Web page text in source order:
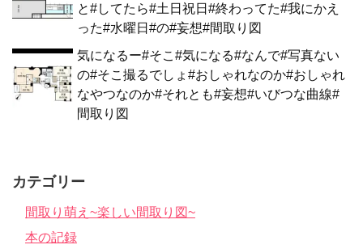
と#してたら#土日祝日#終わってた#我にかえ
った#水曜日#の#妄想#間取り図
気になるー#そこ#気になる#なんで#写真ない
の#そこ撮るでしょ#おしゃれなのか#おしゃれ
なやつなのか#それとも#妄想#いびつな曲線#
間取り図
カテゴリー
間取り萌え~楽しい間取り図~
本の記録